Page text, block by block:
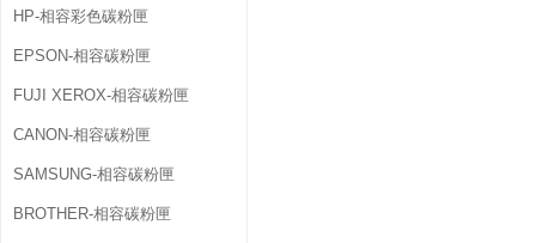
HP-相容彩色碳粉匣
EPSON-相容碳粉匣
FUJI XEROX-相容碳粉匣
CANON-相容碳粉匣
SAMSUNG-相容碳粉匣
BROTHER-相容碳粉匣